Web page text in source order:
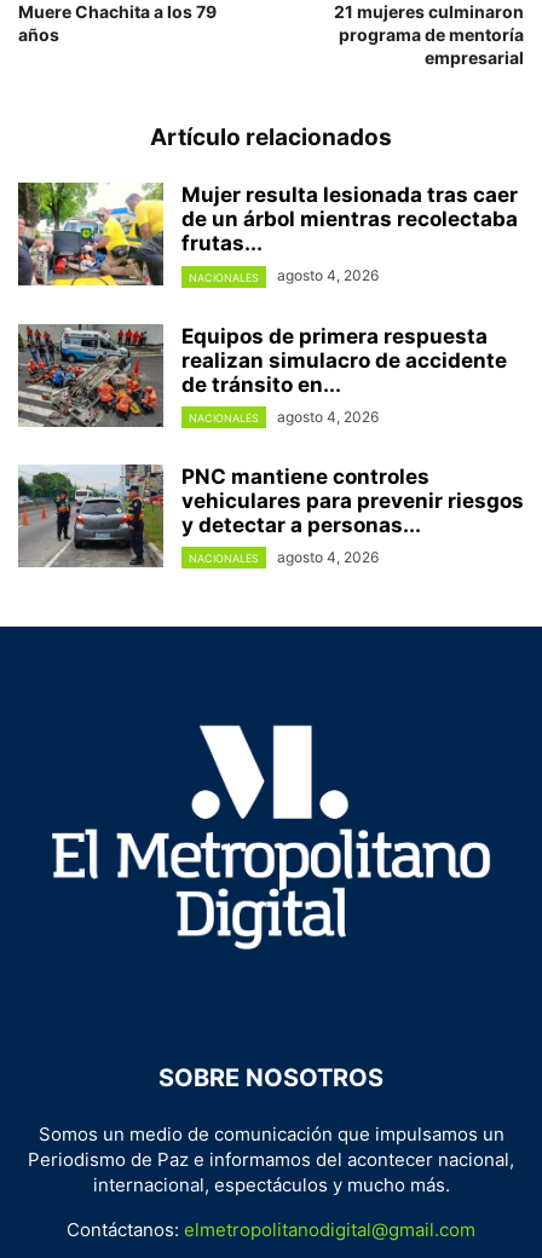
Muere Chachita a los 79
años
21 mujeres culminaron
programa de mentoría
empresarial
Artículo relacionados
Mujer resulta lesionada tras caer
de un árbol mientras recolectaba
frutas...
NACIONALES agosto 4, 2026
Equipos de primera respuesta
realizan simulacro de accidente
de tránsito en...
NACIONALES agosto 4, 2026
PNC mantiene controles
vehiculares para prevenir riesgos
y detectar a personas...
NACIONALES agosto 4, 2026
SOBRE NOSOTROS
Somos un medio de comunicación que impulsamos un
Periodismo de Paz e informamos del acontecer nacional,
internacional, espectáculos y mucho más.
Contáctanos: elmetropolitanodigital@gmail.com